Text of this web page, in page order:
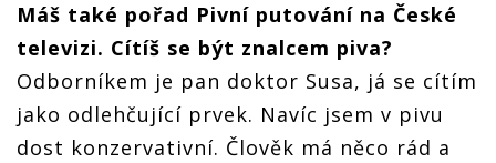
Máš také pořad Pivní putování na České
televizi. Cítíš se být znalcem piva?
Odborníkem je pan doktor Susa, já se cítím
jako odlehčující prvek. Navíc jsem v pivu
dost konzervativní. Člověk má něco rád a